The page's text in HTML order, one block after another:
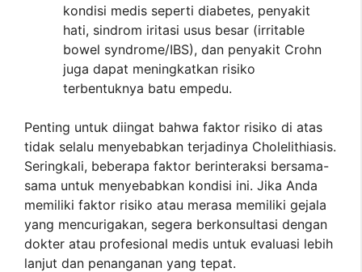
kondisi medis seperti diabetes, penyakit
hati, sindrom iritasi usus besar (irritable
bowel syndrome/IBS), dan penyakit Crohn
juga dapat meningkatkan risiko
terbentuknya batu empedu.
Penting untuk diingat bahwa faktor risiko di atas
tidak selalu menyebabkan terjadinya Cholelithiasis.
Seringkali, beberapa faktor berinteraksi bersama-
sama untuk menyebabkan kondisi ini. Jika Anda
memiliki faktor risiko atau merasa memiliki gejala
yang mencurigakan, segera berkonsultasi dengan
dokter atau profesional medis untuk evaluasi lebih
lanjut dan penanganan yang tepat.